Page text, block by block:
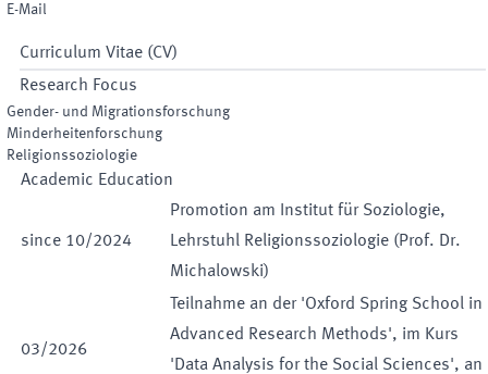
E-Mail
Curriculum Vitae (CV)
Research Focus
Gender- und Migrationsforschung
Minderheitenforschung
Religionssoziologie
Academic Education
since 10/2024
Promotion am Institut für Soziologie,
Lehrstuhl Religionssoziologie (Prof. Dr.
Michalowski)
03/2026
Teilnahme an der 'Oxford Spring School in
Advanced Research Methods', im Kurs
'Data Analysis for the Social Sciences', an